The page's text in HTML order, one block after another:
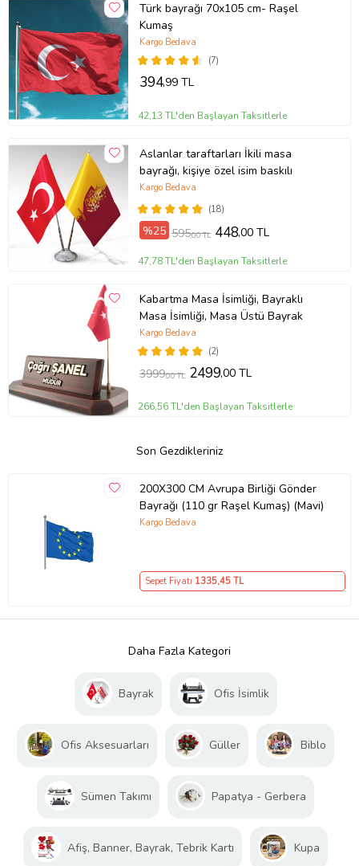
Türk bayrağı 70x105 cm- Raşel
Kumaş
(7)
Kargo Bedava
394,99 TL
42,13 TL'den Başlayan Taksitlerle
Aslanlar taraftarları İkili masa
bayrağı, kişiye özel isim baskılı
(18)
Kargo Bedava
%25 595,00 TL 448,00 TL
47,78 TL'den Başlayan Taksitlerle
Kabartma Masa İsimliği, Bayraklı
Masa İsimliği, Masa Üstü Bayrak
(2)
Kargo Bedava
3999,00 TL 2499,00 TL
266,56 TL'den Başlayan Taksitlerle
Son Gezdikleriniz
200X300 CM Avrupa Birliği Gönder
Bayrağı (110 gr Raşel Kumaş) (Mavi)
Kargo Bedava
Sepet Fiyatı 1335,45 TL
Daha Fazla Kategori
Bayrak Ofis İsimlik
Ofis Aksesuarları Güller Biblo
Sümen Takımı Papatya - Gerbera
Afiş, Banner, Bayrak, Tebrik Kartı Kupa